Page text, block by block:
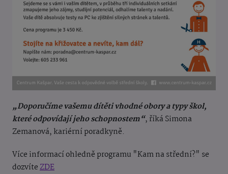
„Doporučíme vašemu dítěti vhodné obory a typy škol,
které odpovídají jeho schopnostem“, říká Simona
Zemanová, kariérní poradkyně.
Více informací ohledně programu "Kam na střední?" se
dozvíteZDE